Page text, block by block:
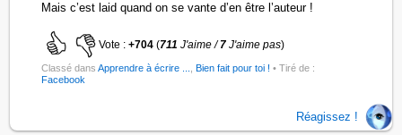
Mais c’est laid quand on se vante d’en être l’auteur !
Vote :+704 (711J'aime /7 J'aime pas)
Classé dansApprendre à écrire ... ,Bien fait pour toi ! • Tiré de :
Facebook
Réagissez !